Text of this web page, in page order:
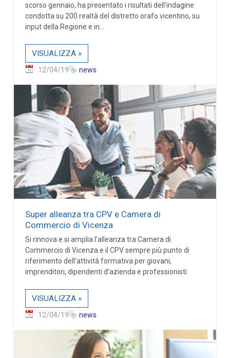
scorso gennaio, ha presentato i risultati dell’indagine
condotta su 200 realtà del distretto orafo vicentino, su
input della Regione e in...
VISUALIZZA »
12/04/19 news
Super alleanza tra CPV e Camera di
Commercio di Vicenza
Si rinnova e si amplia l’alleanza tra Camera di
Commercio di Vicenza e il CPV sempre più punto di
riferimento dell’attività formativa per giovani,
imprenditori, dipendenti d’azienda e professionisti
VISUALIZZA »
12/04/19 news